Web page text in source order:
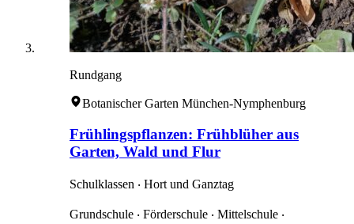
Rundgang
Botanischer Garten München-Nymphenburg
Frühlingspflanzen: Frühblüher aus
Garten, Wald und Flur
Schulklassen ‧ Hort und Ganztag
Grundschule ‧ Förderschule ‧ Mittelschule ‧